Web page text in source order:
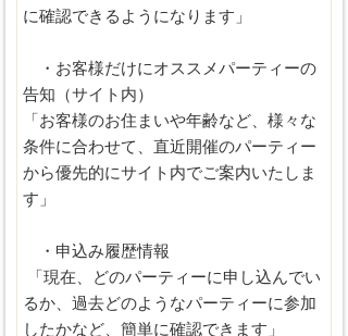
に確認できるようになります」
・お客様だけにオススメパーティーの
告知（サイト内）
「お客様のお住まいや年齢など、様々な
条件に合わせて、直近開催のパーティー
から優先的にサイト内でご案内いたしま
す」
・申込み履歴情報
「現在、どのパーティーに申し込んでい
るか、過去どのようなパーティーに参加
したかなど、簡単に確認できます」